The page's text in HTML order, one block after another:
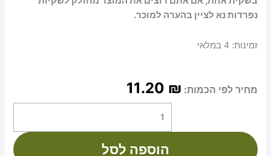
נפרדות נא לציין בהערה למוכר.
זמינות: 4 במלאי
מחיר לפי הכמות: 11.20 ₪
הוספה לסל